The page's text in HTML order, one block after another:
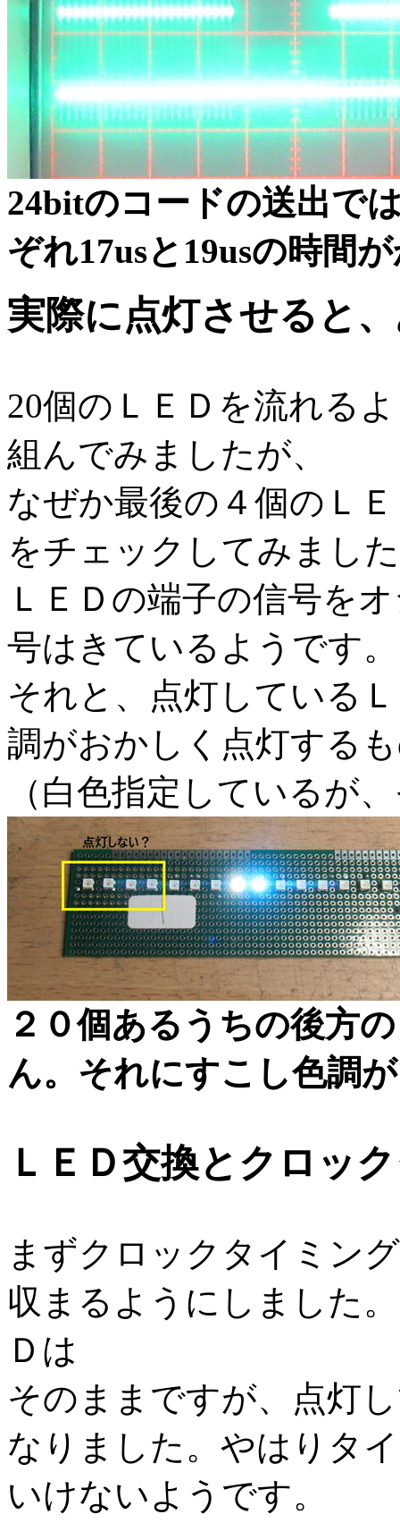
24bitのコードの送出で
ぞれ17usと19usの時間
実際に点灯させると
20個のＬＥＤを流れる
組んでみましたが、
なぜか最後の４個のＬ
をチェックしてみまし
ＬＥＤの端子の信号を
号はきているようです。
それと、点灯している
調がおかしく点灯する
（白色指定しているが
２０個あるうちの後方
ん。それにすこし色調
ＬＥＤ交換とクロッ
まずクロックタイミン
収まるようにしました
Ｄは
そのままですが、点灯
なりました。やはりタ
いけないようです。